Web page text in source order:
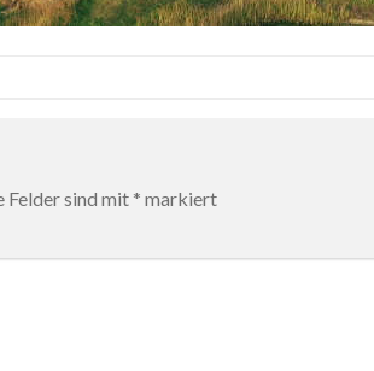
Felder sind mit * markiert